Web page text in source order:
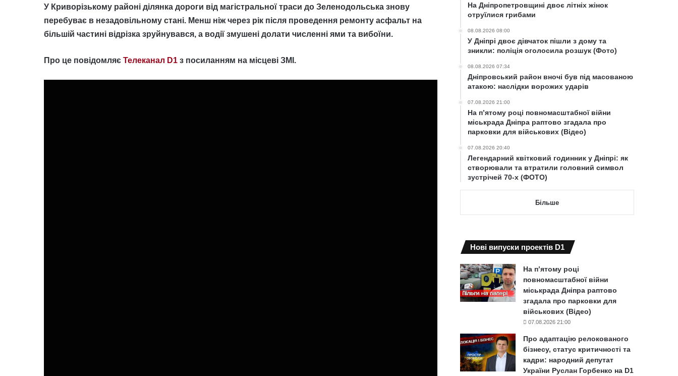
У Криворізькому районі ділянка дороги від магістральної траси до Зеленодольська знову
перебуває в незадовільному стані. Менш ніж через рік після проведення ремонту асфальт на
більшій частині відрізка зруйнувався, а водії змушені долати численні ями та вибоїни.
Про це повідомляє Телеканал D1 з посиланням на місцеві ЗМІ.
На Дніпропетровщині двоє літніх жінок
отруїлися грибами
08.08.2026 08:00
У Дніпрі двоє дівчаток пішли з дому та
зникли: поліція оголосила розшук (Фото)
08.08.2026 07:34
Дніпровський район вночі був під масованою
атакою: наслідки ворожих ударів
07.08.2026 21:00
На п’ятому році повномасштабної війни
міськрада Дніпра раптово згадала про
парковки для військових (Відео)
07.08.2026 20:40
Легендарний квітковий годинник у Дніпрі: як
створювали та втратили головний символ
зустрічей 70-х (ФОТО)
Більше
Нові випуски проектів D1
На п’ятому році
повномасштабної війни
міськрада Дніпра раптово
згадала про парковки для
військових (Відео)
07.08.2026 21:00
Про адаптацію релокованого
бізнесу, статус критичності та
кадри: народний депутат
України Руслан Горбенко на D1